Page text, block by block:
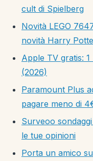
cult di Spielberg
Novità LEGO
novità Harry
Apple TV gratis:
(2026)
Paramount Plus
pagare meno di
Surveoo
le tue opinioni
Porta un amico